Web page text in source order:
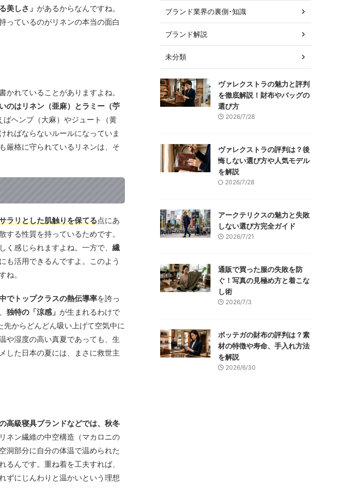
美しさ」 があるからなんですね。
っているのがリネンの本当の面白
かれていることがありますよね。
のはリネン（亜麻）とラミー（苧
ヘンプ（大麻）やジュート（黄
ればならないルールになっていま
厳格に守られているリネンは、そ
ラリとした肌触りを保てる点にあ
る性質を持っているためです。
感じられますよね。一方で、 繊
も活用できるんですよ。このよう
ね。
でトップクラスの熱伝導率を誇っ
独特の「涼感」 が生まれるわけで
からどんどん吸い上げて空気中に
や湿度の高い真夏であっても、生
した日本の夏には、まさに救世主
高級寝具ブランドなどでは、秋冬
ネン繊維の中空構造（マカロニの
洞部分に自分の体温で温められた
んです。重ね着を工夫すれば、
ずにじんわりと温かいという理想
ブランド業界の裏側･知識
ブランド解説
未分類
ヴァレクストラの魅力と評判
を徹底解説！財布やバッグの
選び方
2026/7/28
ヴァレクストラの評判は？後
悔しない選び方や人気モデル
を解説
2026/7/28
アークテリクスの魅力と失敗
しない選び方完全ガイド
2026/7/21
通販で買った服の失敗を防
ぐ！写真の見極め方と着こな
し術
2026/7/3
ボッテガの財布の評判は？素
材の特徴や寿命、手入れ方法
を解説
2026/6/30